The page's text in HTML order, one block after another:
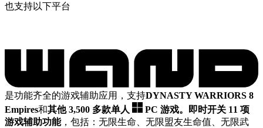
也支持以下平台
是功能齐全的游戏辅助应用，支持DYNASTY WARRIORS 8
Empires和其他 3,500 多款单人 PC 游戏。
即时开关 11 项
游戏辅助功能，包括：无限生命、无限盟友生命值、无限武